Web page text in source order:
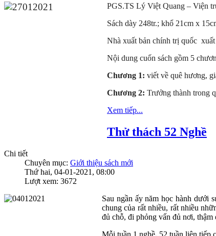
PGS.TS Lý Việt Quang – Viện
Sách dày 248tr.; khổ 21cm x
Nhà xuất bản chính trị quốc
Nội dung cuốn sách gồm 5
Chương 1: viết về quê hương,
Chương 2: Trưởng thành trong
Xem tiếp...
Thử thách 52 Nghề
Chi tiết
Chuyên mục: Giới thiệu sách mới
Thứ hai, 04-01-2021, 08:00
Lượt xem: 3672
Sau ngần ấy năm học hành dưới
chung của rất nhiều, rất nhiều
đủ chỗ, đi phỏng vấn đủ nơi,